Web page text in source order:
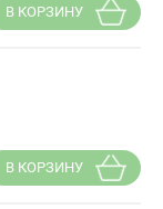
В КОРЗИНУ
В КОРЗИНУ